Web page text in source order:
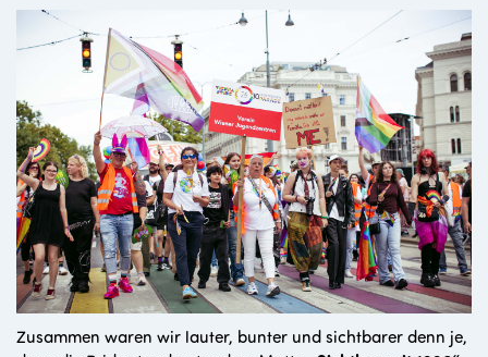
Zusammen waren wir lauter, bunter und sichtbarer denn je,